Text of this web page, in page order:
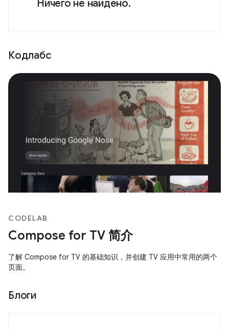
Ничего не найдено.
Кодлабс
CODELAB
Compose for TV 简介
了解 Compose for TV 的基础知识，并创建 TV 应用中常用的两个
页面。
Блоги